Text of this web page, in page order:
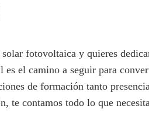
fotovoltaica y quieres
es el camino a seguir para
de formación tanto
te contamos todo lo que